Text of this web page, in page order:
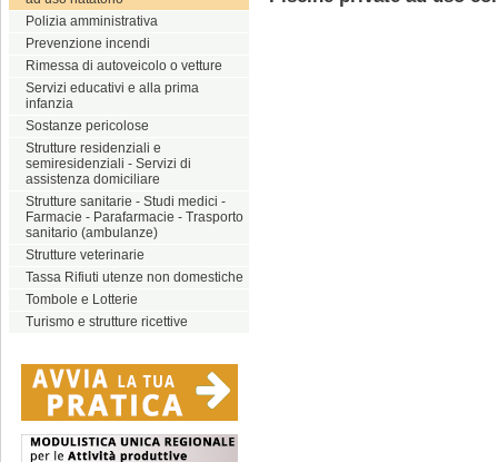
Polizia amministrativa
Prevenzione incendi
Rimessa di autoveicolo o vetture
Servizi educativi e alla prima
infanzia
Sostanze pericolose
Strutture residenziali e
semiresidenziali - Servizi di
assistenza domiciliare
Strutture sanitarie - Studi medici -
Farmacie - Parafarmacie - Trasporto
sanitario (ambulanze)
Strutture veterinarie
Tassa Rifiuti utenze non domestiche
Tombole e Lotterie
Turismo e strutture ricettive